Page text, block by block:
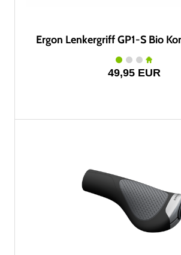
Ergon Lenkergriff GP1-S Bio
49,95 EUR